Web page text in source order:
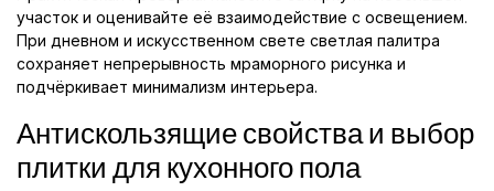
участок и оценивайте её взаимодействие с освещением.
При дневном и искусственном свете светлая палитра
сохраняет непрерывность мраморного рисунка и
подчёркивает минимализм интерьера.
Антискользящие свойства и выбор
плитки для кухонного пола